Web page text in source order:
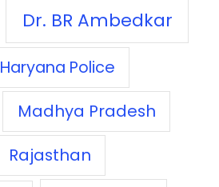
Dr. BR Ambedkar
Haryana Police
Madhya Pradesh
Rajasthan